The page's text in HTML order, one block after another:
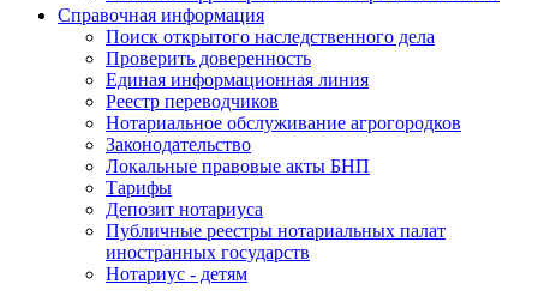
Справочная информация
Поиск открытого наследственного дела
Проверить доверенность
Единая информационная линия
Реестр переводчиков
Нотариальное обслуживание агрогородков
Законодательство
Локальные правовые акты БНП
Тарифы
Депозит нотариуса
Публичные реестры нотариальных палат
иностранных государств
Нотариус - детям